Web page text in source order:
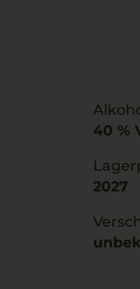
40 %
2027